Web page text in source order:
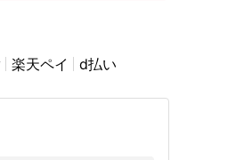
楽天ペイ d払い